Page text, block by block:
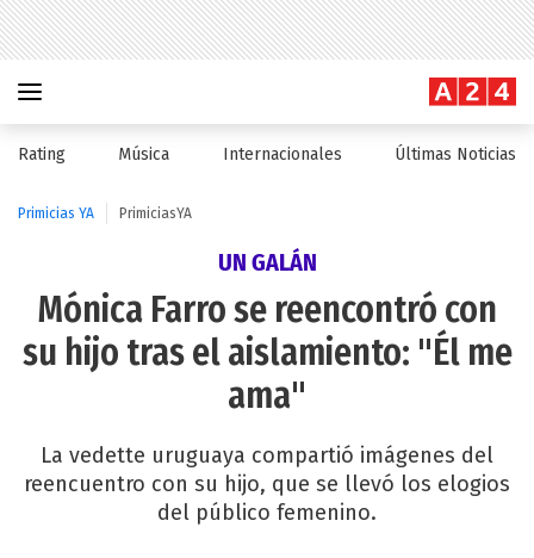
Rating Música Internacionales Últimas Noticias
Primicias YA PrimiciasYA
UN GALÁN
Mónica Farro se reencontró con
su hijo tras el aislamiento: "Él me
ama"
La vedette uruguaya compartió imágenes del
reencuentro con su hijo, que se llevó los elogios
del público femenino.